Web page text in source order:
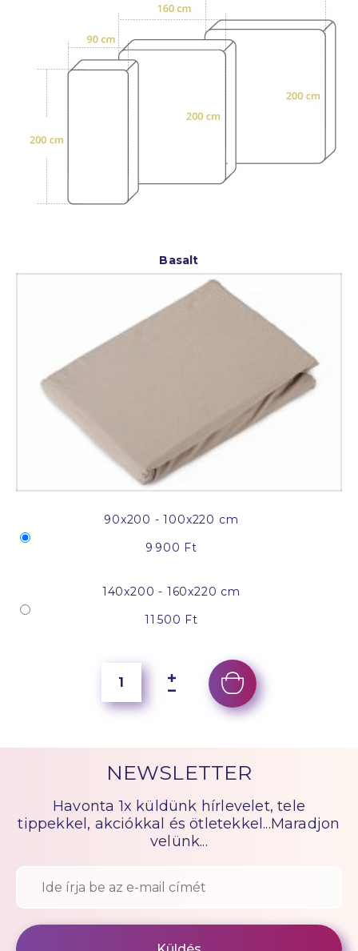
Basalt
90x200 - 100x220 cm
9 900 Ft
140x200 - 160x220 cm
11 500 Ft
NEWSLETTER
Havonta 1x küldünk hírlevelet, tele
tippekkel, akciókkal és ötletekkel...Maradjon
velünk...